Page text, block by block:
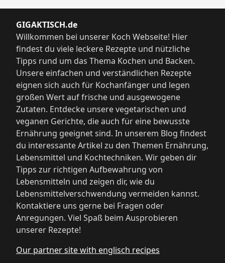
GIGAKTISCH.de
Willkommen bei unserer Koch Webseite! Hier
findest du viele leckere Rezepte und nützliche
Tipps rund um das Thema Kochen und Backen.
Unsere einfachen und verständlichen Rezepte
eignen sich auch für Kochanfänger und legen
großen Wert auf frische und ausgewogene
Zutaten. Entdecke unsere vegetarischen und
veganen Gerichte, die auch für eine bewusste
Ernährung geeignet sind. In unserem Blog findest
du interessante Artikel zu den Themen Ernährung,
Lebensmittel und Kochtechniken. Wir geben dir
Tipps zur richtigen Aufbewahrung von
Lebensmitteln und zeigen dir, wie du
Lebensmittelverschwendung vermeiden kannst.
Kontaktiere uns gerne bei Fragen oder
Anregungen. Viel Spaß beim Ausprobieren
unserer Rezepte!
Our partner site with englisch recipes